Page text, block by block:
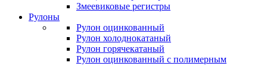
Змеевиковые регистры
Рулоны
Рулон оцинкованный
Рулон холоднокатаный
Рулон горячекатаный
Рулон оцинкованный с полимерным